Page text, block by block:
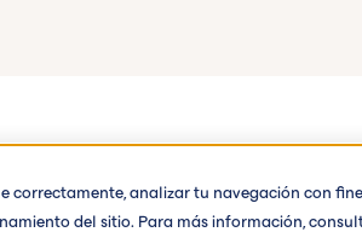
correctamente, analizar tu navegación con
del sitio. Para más información,